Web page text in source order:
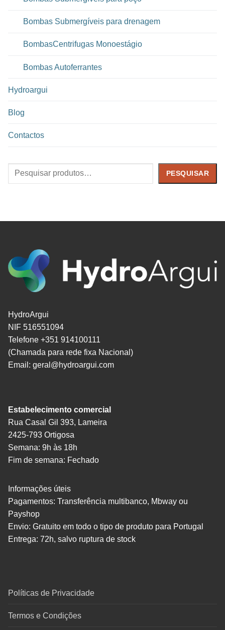
Bombas Submergíveis para drenagem
BombasCentrifugas Monoestágio
Bombas Autoferrantes
Hydroargui
Blog
Contactos
Pesquisar PESQUISAR
HydroArgui
NIF 516551094
Telefone +351 914100111
(Chamada para rede fixa Nacional)
Email: geral@hydroargui.com
Estabelecimento comercial
Rua Casal Gil 393, Lameira
2425-793 Ortigosa
Semana: 9h às 18h
Fim de semana: Fechado
Informações úteis
Pagamentos: Transferência multibanco, Mbway ou
Payshop
Envio: Gratuito em todo o tipo de produto para Portugal
Entrega: 72h, salvo ruptura de stock
Políticas de Privacidade
Termos e Condições